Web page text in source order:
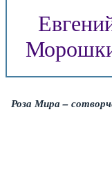
Роза Мира –